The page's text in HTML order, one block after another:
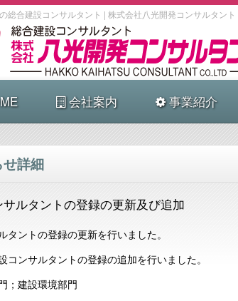
総合建設コンサルタント | 株式会社八光開発コンサルタント
会社案内 事業紹介
詳細
ルタントの登録の更新及び追加
タントの登録の更新を行いました。
コンサルタントの登録の追加を行いました。
；建設環境部門